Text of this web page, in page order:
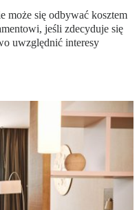
może się odbywać kosztem
jeśli zdecyduje się
uwzględnić interesy